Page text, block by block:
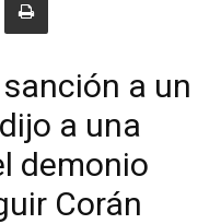
a un
a una
demonio
Corán